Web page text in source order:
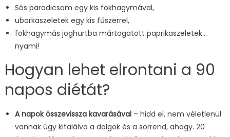
Sós paradicsom egy kis fokhagymával,
uborkaszeletek egy kis fűszerrel,
fokhagymás joghurtba mártogatott paprikaszeletek…
nyami!
Hogyan lehet elrontani a 90
napos diétát?
A napok összevissza kavarásával – hidd el, nem véletlenül
vannak úgy kitalálva a dolgok és a sorrend, ahogy. 20